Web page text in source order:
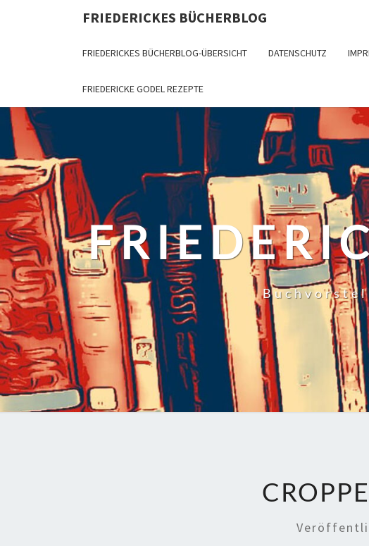
FRIEDERICKES BÜCHERBLOG
FRIEDERICKES BÜCHERBLOG-ÜBERSICHT DATENSCHUTZ
FRIEDERICKE GODEL REZEPTE